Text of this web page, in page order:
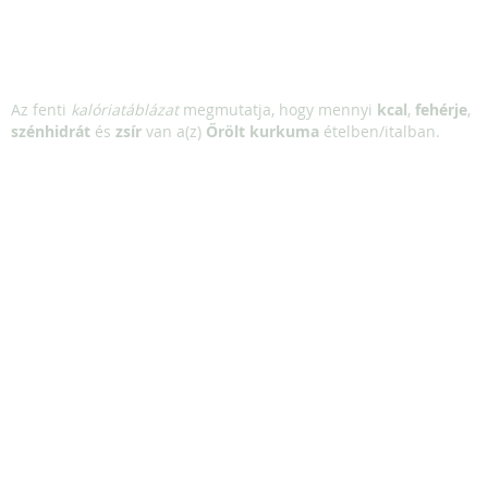
Az fenti kalóriatáblázatmegmutatja, hogy mennyi kcal, fehérje,
szénhidrát és zsír van a(z) Őrölt kurkuma ételben/italban.